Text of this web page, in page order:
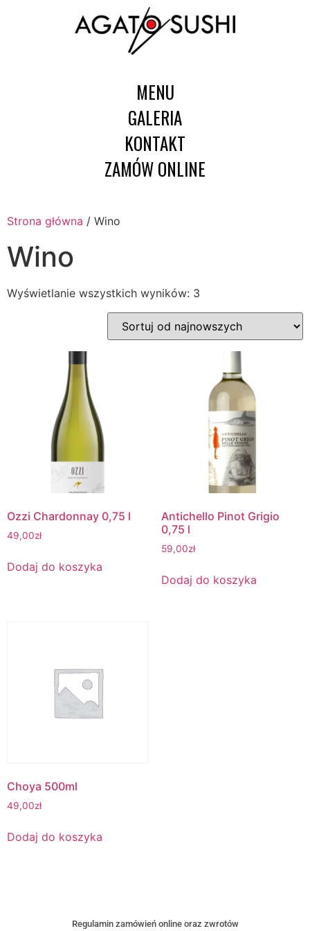
MENU
GALERIA
KONTAKT
ZAMÓW ONLINE
Strona główna / Wino
Wino
Wyświetlanie wszystkich wyników: 3
Ozzi Chardonnay 0,75 l
49,00zł
Dodaj do koszyka
Antichello Pinot Grigio
0,75 l
59,00zł
Dodaj do koszyka
Choya 500ml
49,00zł
Dodaj do koszyka
Regulamin zamówień online oraz zwrotów